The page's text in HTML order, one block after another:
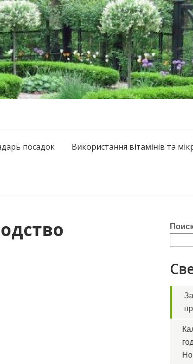
посадок Використання вітамінів та